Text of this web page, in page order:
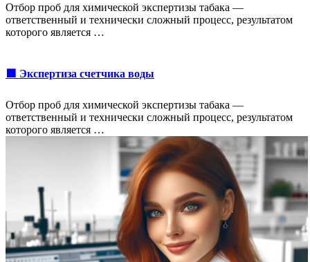
Отбор проб для химической экспертизы табака —
ответственный и технически сложный процесс, результатом
которого является …
🟩 Экспертиза счетчика воды
Отбор проб для химической экспертизы табака —
ответственный и технически сложный процесс, результатом
которого является …